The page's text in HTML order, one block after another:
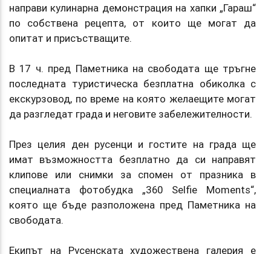
направи кулинарна демонстрация на хапки „Гараш“
по собствена рецепта, от които ще могат да
опитат и присъстващите.
В 17 ч. пред Паметника на свободата ще тръгне
последната туристическа безплатна обиколка с
екскурзовод, по време на която желаещите могат
да разгледат града и неговите забележителности.
През целия ден русенци и гостите на града ще
имат възможността безплатно да си направят
клипове или снимки за спомен от празника в
специалната фотобудка „360 Selfie Moments“,
която ще бъде разположена пред Паметника на
свободата.
Екипът на Русенската художествена галерия е